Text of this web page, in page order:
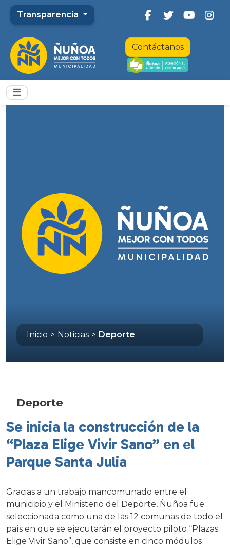
Transparencia
Contáctanos
Inicio > Noticias > Deporte
Deporte
Se inicia la construcción de la
“Plaza Elige Vivir Sano” en el
Parque Santa Julia
Gracias a un trabajo mancomunado entre el
municipio y el Ministerio del Deporte, Ñuñoa fue
seleccionada como una de las 12 comunas de todo el
país en que se ejecutarán el proyecto piloto “Plazas
Elige Vivir Sano”, que consiste en cinco módulos